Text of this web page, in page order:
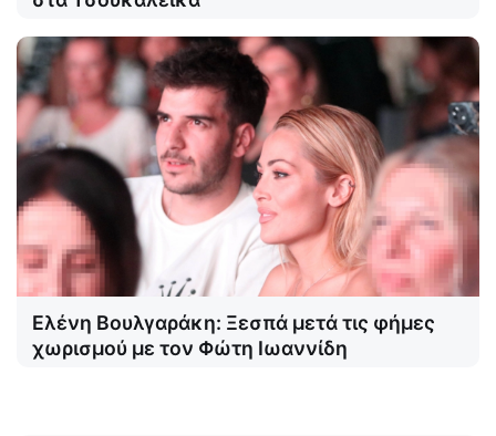
Ελένη Βουλγαράκη: Ξεσπά μετά τις φήμες
χωρισμού με τον Φώτη Ιωαννίδη